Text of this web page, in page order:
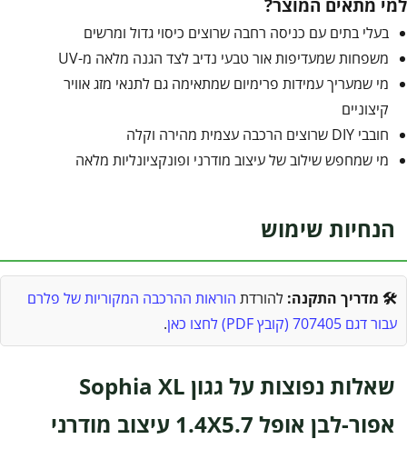
למי מתאים המוצר?
בעלי בתים עם כניסה רחבה שרוצים כיסוי גדול ומרשים
משפחות שמעדיפות אור טבעי נדיב לצד הגנה מלאה מ-UV
מי שמעריך עמידות פרימיום שמתאימה גם לתנאי מזג אוויר
קיצוניים
חובבי DIY שרוצים הרכבה עצמית מהירה וקלה
מי שמחפש שילוב של עיצוב מודרני ופונקציונליות מלאה
הנחיות שימוש
🛠️ מדריך התקנה: להורדת הוראות ההרכבה המקוריות של פלרם
עבור דגם 707405 (קובץ PDF) לחצו כאן
.
שאלות נפוצות על גגון Sophia XL
אפור-לבן אופל 1.4X5.7 עיצוב מודרני